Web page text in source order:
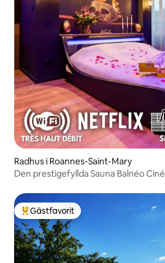
Radhus i Roannes-Saint-Mary
Den prestigefyllda Sauna Balnéo Ciné
Populär gästfavorit
Gästfavorit